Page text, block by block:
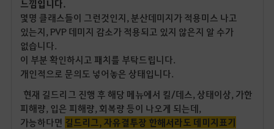
느낌입니다.
몇명 클래스들이 그런것인지, 분산데미지가 적용미스 나고
있는지, PVP 데미지 감소가 적용되고 있지 않은지 알 수가
없습니다.
이 부분 확인하시고 패치를 부탁드립니다.
개인적으로 문의도 넣어놓은 상태입니다.
현재 길드리그 진행 후 해당 메뉴에서 킬/데스, 상태이상, 가한
피해량, 입은 피해량, 회복량 등이 나오게 되는데,
가능하다면 길드리그, 자유결투장 한해서라도 데미지표기